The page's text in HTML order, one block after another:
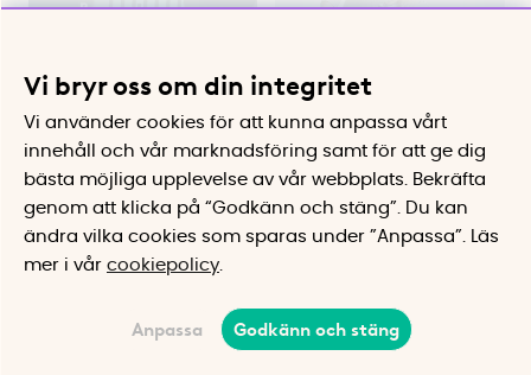
Automatisk P-skiva
Autoparktime, Modell 3
425 kr
Hopfällbar strykbräda med
strykjärnsförvaring
Köp
Vi bryr oss om din integritet
Vi använder cookies för att kunna anpassa vårt
innehåll och vår marknadsföring samt för att ge dig
bästa möjliga upplevelse av vår webbplats.
Bekräfta
genom att klicka på “Godkänn och stäng”. Du kan
ändra vilka cookies som sparas under ”Anpassa”.
Läs
mer i vår cookiepolicy
Anpassa Godkänn och stäng